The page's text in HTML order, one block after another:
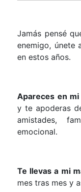
Jamás pensé
enemigo, únete
en estos años.
Apareces en mi
y te apoderas
amistades,
emocional.
Te llevas a mi
mes tras mes y